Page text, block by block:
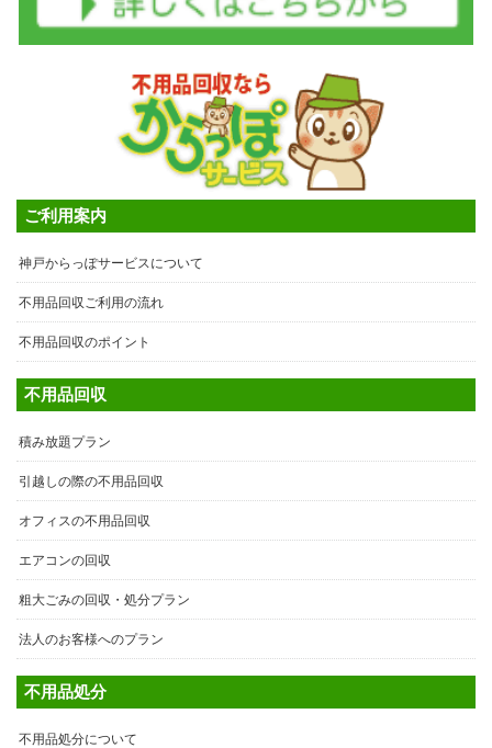
ご利用案内
神戸からっぽサービスについて
不用品回収ご利用の流れ
不用品回収のポイント
不用品回収
積み放題プラン
引越しの際の不用品回収
オフィスの不用品回収
エアコンの回収
粗大ごみの回収・処分プラン
法人のお客様へのプラン
不用品処分
不用品処分について